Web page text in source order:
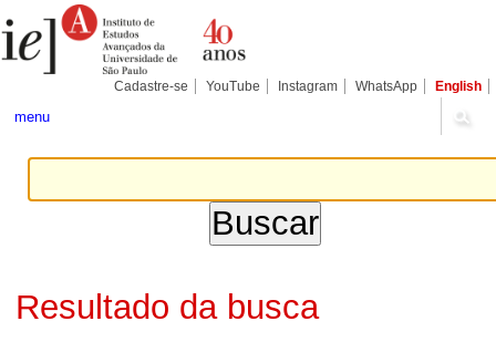
para
conteúdo.
Pessoais
Cadastre-se YouTube Instagram WhatsApp English
menu
Resultado da busca